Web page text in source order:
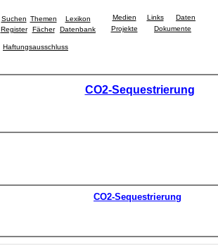
Suchen Themen
Lexikon
Register
Fächer Datenbank
Medien Links
Daten
Projekte
Dokumente
Haftungsausschluss
CO2-Sequestrierung
CO2-Sequestrierung